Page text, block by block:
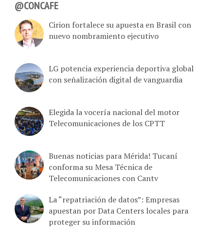
@CONCAFE
Cirion fortalece su apuesta en Brasil con
nuevo nombramiento ejecutivo
LG potencia experiencia deportiva global
con señalización digital de vanguardia
Elegida la vocería nacional del motor
Telecomunicaciones de los CPTT
Buenas noticias para Mérida! Tucaní
conforma su Mesa Técnica de
Telecomunicaciones con Cantv
La “repatriación de datos”: Empresas
apuestan por Data Centers locales para
proteger su información